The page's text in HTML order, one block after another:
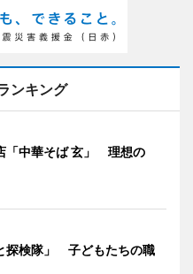
ンキング
「中華そば 玄」 理想の
探検隊」 子どもたちの職